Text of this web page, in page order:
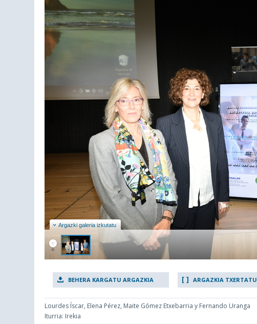
Argazki galeria izkutatu
BEHERA KARGATU ARGAZKIA ARGAZKIA TXERTATU
Lourdes Íscar, Elena Pérez, Maite Gómez Etxebarria y Fernando Uranga
Iturria: Irekia